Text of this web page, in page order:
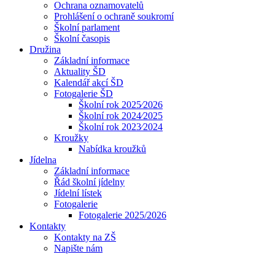
Ochrana oznamovatelů
Prohlášení o ochraně soukromí
Školní parlament
Školní časopis
Družina
Základní informace
Aktuality ŠD
Kalendář akcí ŠD
Fotogalerie ŠD
Školní rok 2025⁄2026
Školní rok 2024⁄2025
Školní rok 2023⁄2024
Kroužky
Nabídka kroužků
Jídelna
Základní informace
Řád školní jídelny
Jídelní lístek
Fotogalerie
Fotogalerie 2025/2026
Kontakty
Kontakty na ZŠ
Napište nám